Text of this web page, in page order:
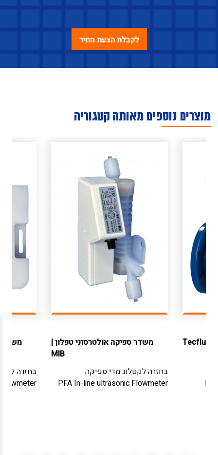
מוצרים נוספים מאותה קטגוריה
Tecfluid
משדר ספיקה אולטרסוני טפלון |
MIB
בחזרה לקטלוגמדי ספיקה
PFA In-line ultrasonic Flowmeter
משדר
בחזרה